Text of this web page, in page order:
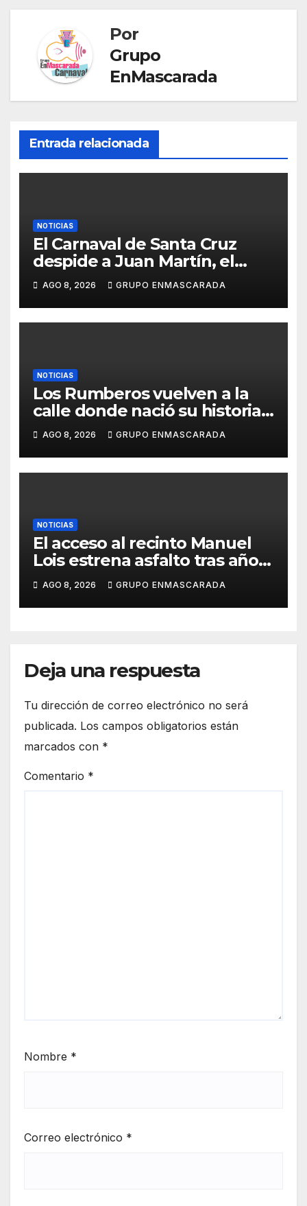
Por
Grupo
EnMascarada
Entrada relacionada
NOTICIAS
El Carnaval de Santa Cruz
despide a Juan Martín, el
inolvidable «Cristóbal Colón»
AGO 8, 2026 GRUPO ENMASCARADA
NOTICIAS
Los Rumberos vuelven a la
calle donde nació su historia:
51 años después, el mismo
barrio, el mismo orgullo
AGO 8, 2026 GRUPO ENMASCARADA
NOTICIAS
El acceso al recinto Manuel
Lois estrena asfalto tras años
de espera
AGO 8, 2026 GRUPO ENMASCARADA
Deja una respuesta
Tu dirección de correo electrónico no será
publicada. Los campos obligatorios están
marcados con *
Comentario *
Nombre *
Correo electrónico *